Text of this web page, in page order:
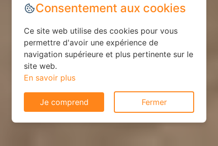
Consentement aux cookies
Ce site web utilise des cookies pour vous
permettre d'avoir une expérience de
navigation supérieure et plus pertinente sur le
site web.
En savoir plus
Je comprend Fermer